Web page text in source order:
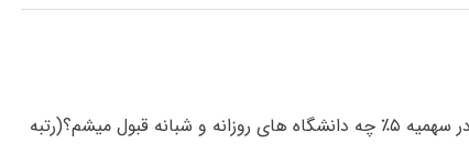
با رتبه ۳۲ حقوق بین الملل و ۲۸ حقوق بشر،در سهمیه ۵٪ چه دانشگاه های روزانه و شبانه قبول میشم؟(رتبه